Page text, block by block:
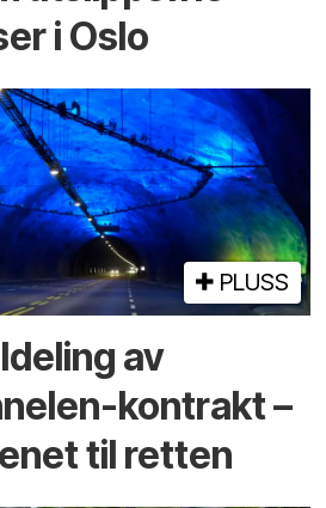
i Oslo
PLUSS
av
kontrakt –
til retten